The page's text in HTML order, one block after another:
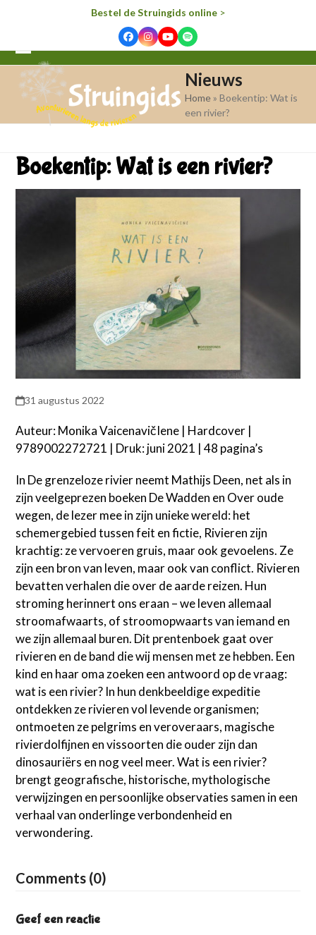
Bestel de Struingids online>
FacebookInstagram
YouTube
Spotify
Open
mobile
menu
Close
mobile
menu
Nieuws
Home »Boekentip: Wat is
een rivier?
Boekentip: Wat is een rivier?
31 augustus 2022
Auteur: Monika VaicenavičIene | Hardcover |
9789002272721 | Druk: juni 2021 | 48 pagina’s
In De grenzeloze rivier neemt Mathijs Deen, net als in
zijn veelgeprezen boeken De Wadden en Over oude
wegen, de lezer mee in zijn unieke wereld: het
schemergebied tussen feit en fictie, Rivieren zijn
krachtig: ze vervoeren gruis, maar ook gevoelens. Ze
zijn een bron van leven, maar ook van conflict. Rivieren
bevatten verhalen die over de aarde reizen. Hun
stroming herinnert ons eraan – we leven allemaal
stroomafwaarts, of stroomopwaarts van iemand en
we zijn allemaal buren. Dit prentenboek gaat over
rivieren en de band die wij mensen met ze hebben. Een
kind en haar oma zoeken een antwoord op de vraag:
wat is een rivier? In hun denkbeeldige expeditie
ontdekken ze rivieren vol levende organismen;
ontmoeten ze pelgrims en veroveraars, magische
rivierdolfijnen en vissoorten die ouder zijn dan
dinosauriërs en nog veel meer. Wat is een rivier?
brengt geografische, historische, mythologische
verwijzingen en persoonlijke observaties samen in een
verhaal van onderlinge verbondenheid en
verwondering.
Comments (0)
Geef een reactie